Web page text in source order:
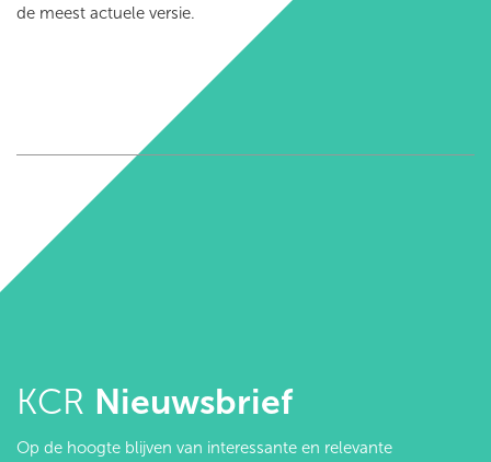
de meest actuele versie.
KCR Nieuwsbrief
Op de hoogte blijven van interessante en relevante